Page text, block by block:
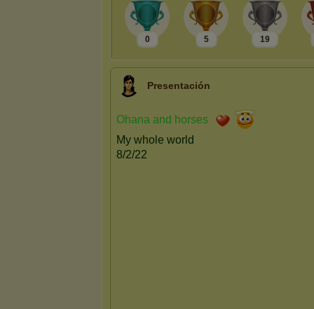
0 5 19
Presentación